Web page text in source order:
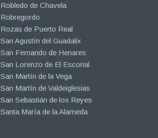
Robledo de Chavela
Robregordo
Rozas de Puerto Real
San Agustín del Guadalix
San Fernando de Henares
San Lorenzo de El Escorial
San Martín de la Vega
San Martín de Valdeiglesias
San Sebastián de los Reyes
Santa María de la Alameda